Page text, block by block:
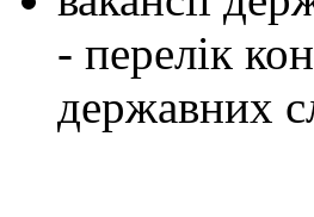
- перелік
державних